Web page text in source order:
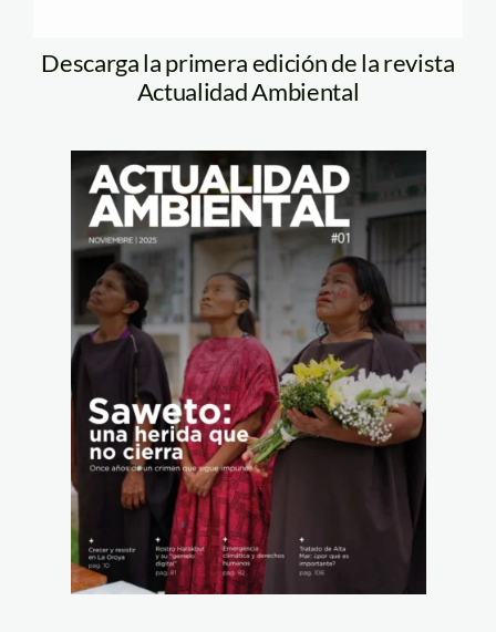
Descarga la primera edición de la revista
Actualidad Ambiental